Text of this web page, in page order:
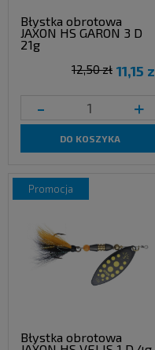
Błystka obrotowa
JAXON HS GARON 3 D
21g
11,15
12,50 zł
- +
DO KOSZYKA
Błystka obrotowa
promocja